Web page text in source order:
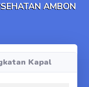
AMBON
Kapal